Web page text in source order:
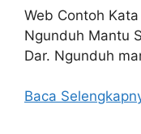
Web Contoh
Ngunduh Mantu
Dar. Ngunduh
Baca